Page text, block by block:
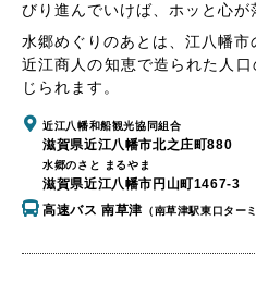
びり進んでいけば、ホッと心が
水郷めぐりのあとは、江八幡市
近江商人の知恵で造られた人
じられます。
近江八幡和船観光協同組合
滋賀県近江八幡市北之庄町880
水郷のさと まるやま
滋賀県近江八幡市円山町1467-3
高速バス 南草津 （南草津駅東口ター